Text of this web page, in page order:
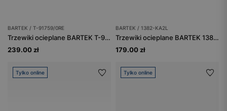
BARTEK / T-91759/0RE
Trzewiki ocieplane BARTEK T-91759/0RE, dla chłopców, szaro-niebieski
239.00 zł
BARTEK / 1382-KA2L
Trzewiki ocieplane BARTEK 1382-KA2L, dla chłopców, czarno-żółty
179.00 zł
Tylko online Tylko online